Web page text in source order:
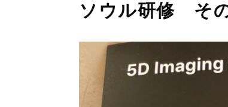
ソウル研修 そ